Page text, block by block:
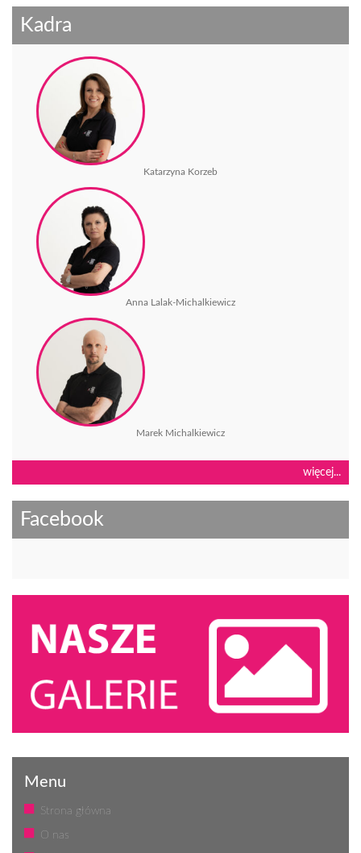
Kadra
Katarzyna Korzeb
Anna Lalak-Michalkiewicz
Marek Michalkiewicz
więcej...
Facebook
Menu
Strona główna
O nas